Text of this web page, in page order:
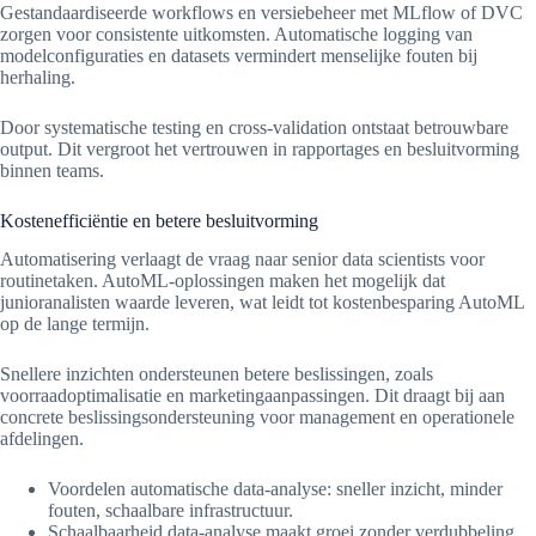
Gestandaardiseerde workflows en versiebeheer met MLflow of DVC
zorgen voor consistente uitkomsten. Automatische logging van
modelconfiguraties en datasets vermindert menselijke fouten bij
herhaling.
Door systematische testing en cross-validation ontstaat betrouwbare
output. Dit vergroot het vertrouwen in rapportages en besluitvorming
binnen teams.
Kostenefficiëntie en betere besluitvorming
Automatisering verlaagt de vraag naar senior data scientists voor
routinetaken. AutoML-oplossingen maken het mogelijk dat
junioranalisten waarde leveren, wat leidt tot kostenbesparing AutoML
op de lange termijn.
Snellere inzichten ondersteunen betere beslissingen, zoals
voorraadoptimalisatie en marketingaanpassingen. Dit draagt bij aan
concrete beslissingsondersteuning voor management en operationele
afdelingen.
Voordelen automatische data-analyse: sneller inzicht, minder
fouten, schaalbare infrastructuur.